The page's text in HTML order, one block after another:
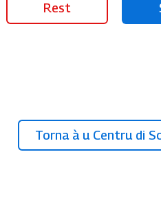
Rest
Torna à u Centru di